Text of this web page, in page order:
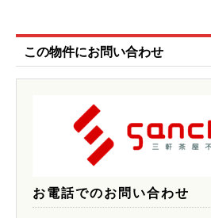
この物件にお問い合わせ
お電話でのお問い合わせ